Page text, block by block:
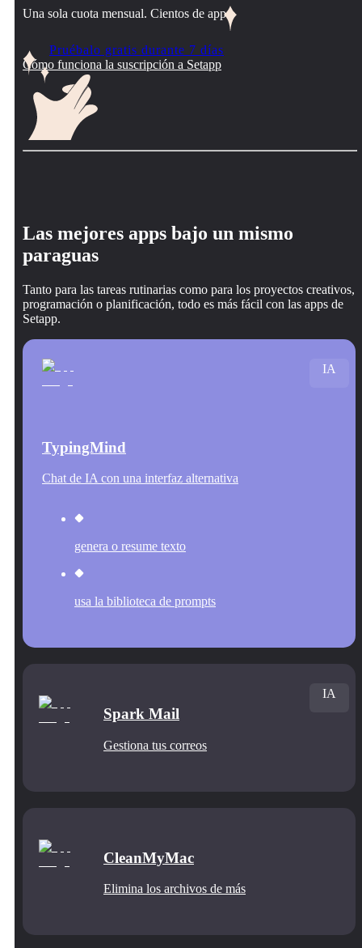
Una sola cuota mensual. Cientos de apps.
Pruébalo gratis durante 7 días
Cómo funciona la suscripción a Setapp
Las mejores apps bajo un mismo
paraguas
Tanto para las tareas rutinarias como para los proyectos creativos,
programación o planificación, todo es más fácil con las apps de
Setapp.
TypingMind
Chat de IA con una interfaz alternativa
genera o resume texto
usa la biblioteca de prompts
IA
Spark Mail
Gestiona tus correos
IA
CleanMyMac
Elimina los archivos de más